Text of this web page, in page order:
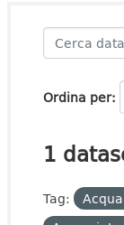
Ordina per
1
Tag: Acqua